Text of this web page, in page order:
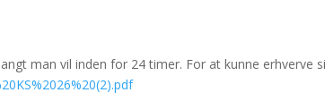
man vil inden for 24 timer. For at kunne